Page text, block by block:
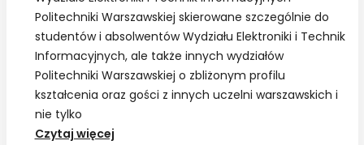
Politechniki Warszawskiej skierowane szczególnie do
studentów i absolwentów Wydziału Elektroniki i Technik
Informacyjnych, ale także innych wydziałów
Politechniki Warszawskiej o zbliżonym profilu
kształcenia oraz gości z innych uczelni warszawskich i
nie tylko
Czytaj więcejPatronat